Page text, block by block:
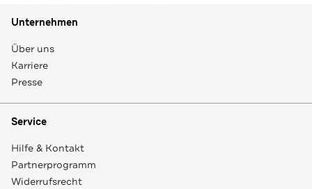
Unternehmen
Über uns
Karriere
Presse
Service
Hilfe & Kontakt
Partnerprogramm
Widerrufsrecht